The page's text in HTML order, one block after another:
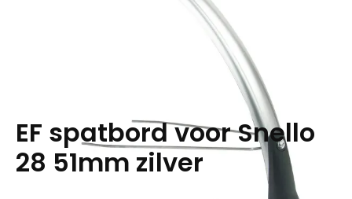
EF spatbord voor Snello
28 51mm zilver